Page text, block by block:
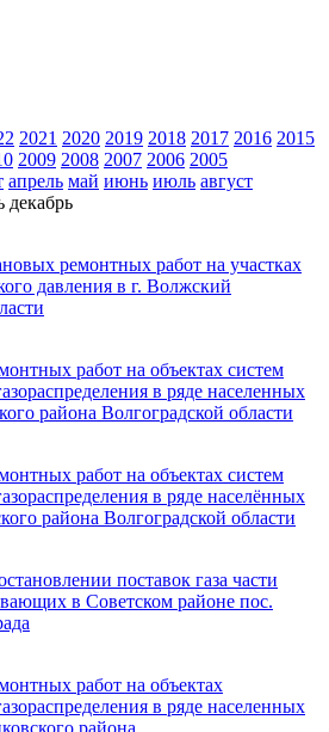
2021 2020 2019 2018 2017 2016 2015
2009 2008 2007 2006 2005
апрель май июнь июль август
декабрь
ремонтных работ на участках
давления в г. Волжский
работ на объектах систем
в ряде населенных
района Волгоградской области
работ на объектах систем
в ряде населённых
района Волгоградской области
поставок газа части
в Советском районе пос.
работ на объектах
в ряде населенных
района